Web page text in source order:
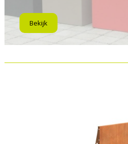
Bekijk